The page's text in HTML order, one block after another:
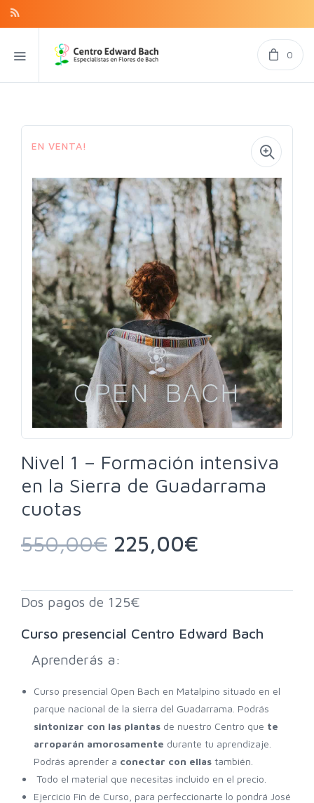
0
EN VENTA!
Nivel 1 – Formación intensiva
en la Sierra de Guadarrama
cuotas
550,00€ 225,00€
Dos pagos de 125€
Curso presencial Centro Edward Bach
Aprenderás a:
Curso presencial Open Bach en Matalpino situado en el
parque nacional de la sierra del Guadarrama. Podrás
sintonizar con las plantas de nuestro Centro que te
arroparán amorosamente durante tu aprendizaje.
Podrás aprender a conectar con ellas también.
Todo el material que necesitas incluido en el precio.
Ejercicio Fin de Curso, para perfeccionarte lo pondrá José